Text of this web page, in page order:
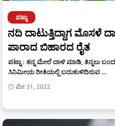
ಪಟ್ನಾ
ನದಿ ದಾಟುತ್ತಿದ್ದಾಗ
ಪಾರಾದ ಬಿಹಾರದ ರೈತ
ಪಟ್ನಾ : ತನ್ನ ಮೇಲೆ ದಾಳಿ ಮಾಡಿ, ತಿನ್ನಲು
ಸಿನಿಮೀಯ ರೀತಿಯಲ್ಲಿ ಬದುಕುಳಿದಿರುವ …
ಮೇ 31, 2022